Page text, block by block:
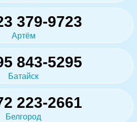
379-9723
Артём
843-5295
Батайск
223-2661
Белгород